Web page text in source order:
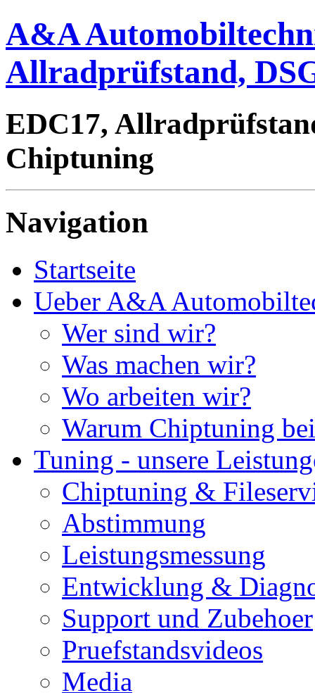
A&A
Allradprüfstand,
EDC17,
Chiptuning
Navigation
Startseite
Ueber A&A
Wer sind wir?
Was machen wir?
Wo arbeiten wir?
Warum Chiptuning
Tuning - unsere
Chiptuning &
Abstimmung
Leistungsmessung
Entwicklung &
Support und Zubehoer
Pruefstandsvideos
Media